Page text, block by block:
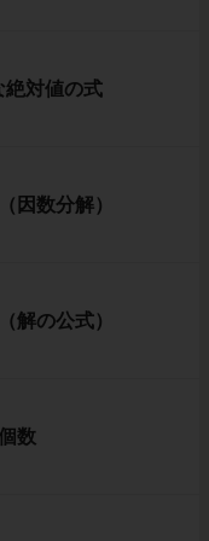
絶対値の式
因数分解）
解の公式）
数